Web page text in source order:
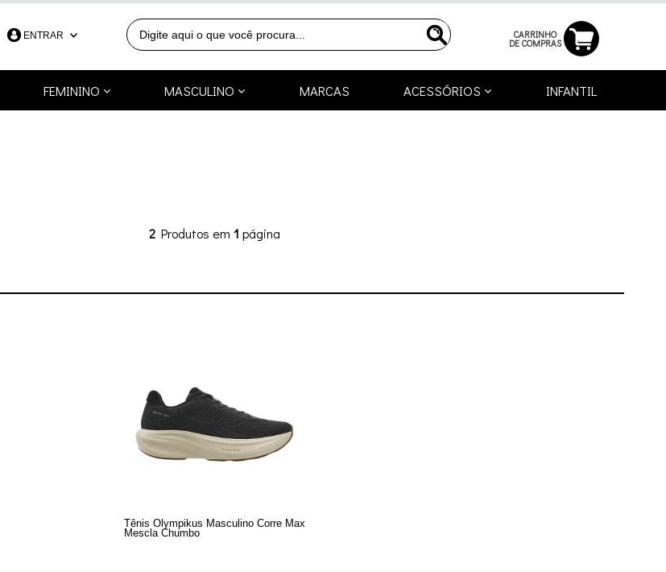
ENTRAR CARRINHO
DE COMPRAS
FEMININO MASCULINO MARCAS ACESSÓRIOS INFANTIL
2 Produtos em 1 página
Tênis Olympikus Masculino Corre Max
Mescla Chumbo